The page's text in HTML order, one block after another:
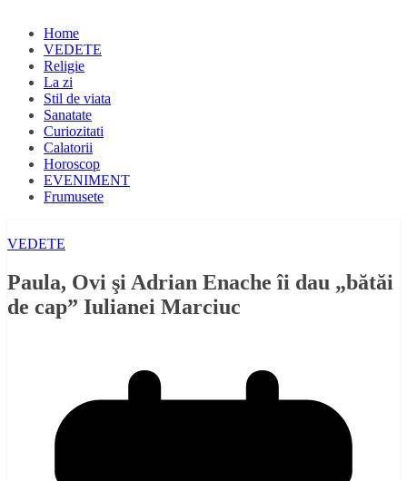
Home
VEDETE
Religie
La zi
Stil de viata
Sanatate
Curiozitati
Calatorii
Horoscop
EVENIMENT
Frumusete
VEDETE
Paula, Ovi şi Adrian Enache îi dau „bătăi
de cap” Iulianei Marciuc